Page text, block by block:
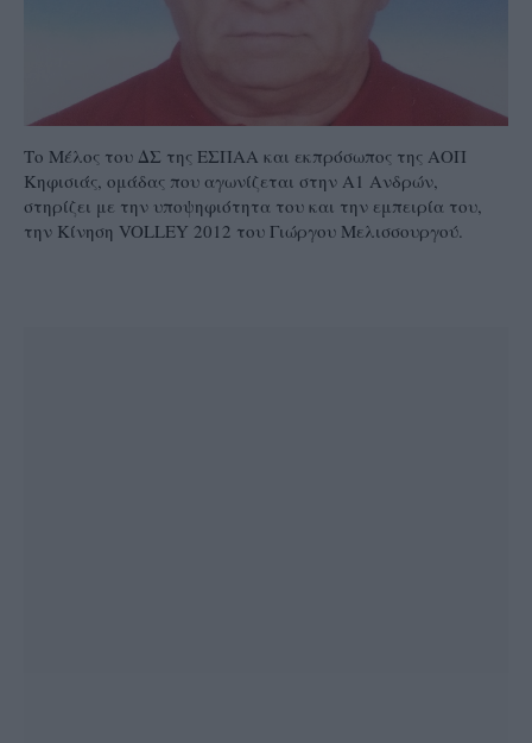
Το Μέλος του ΔΣ της ΕΣΠΑΑ και εκπρόσωπος της ΑΟΠ
Κηφισιάς, ομάδας που αγωνίζεται στην Α1 Ανδρών,
στηρίζει με την υποψηφιότητα του και την εμπειρία του,
την Κίνηση VOLLEY 2012 του Γιώργου Μελισσουργού.